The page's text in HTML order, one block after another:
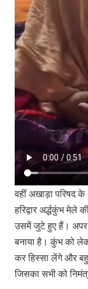
वहीं अखाड़ा परिषद के
हरिद्वार अर्द्धकुंभ मेले
उसमें जुटे हुए हैं। अपर
बनाया है। कुंभ को
कर हिस्सा लेंगे और
जिसका सभी को